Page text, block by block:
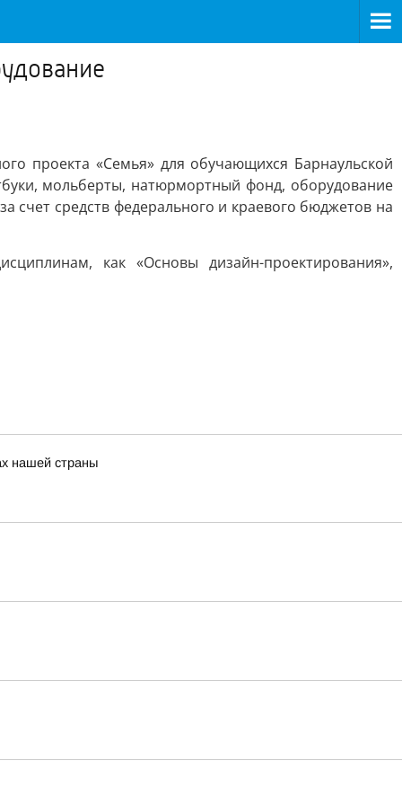
проекта «Семья» для обучающихся Барнаульской
мольберты, натюрмортный фонд, оборудование
счет средств федерального и краевого бюджетов на
как «Основы дизайн-проектирования»,
нашей страны